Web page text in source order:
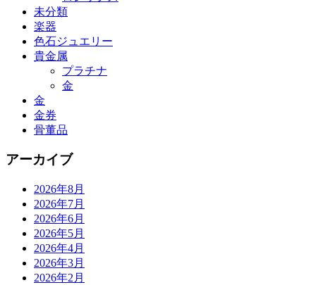
未分類
楽器
色石ジュエリー
貴金属
プラチナ
金
金
金券
骨董品
アーカイブ
2026年8月
2026年7月
2026年6月
2026年5月
2026年4月
2026年3月
2026年2月